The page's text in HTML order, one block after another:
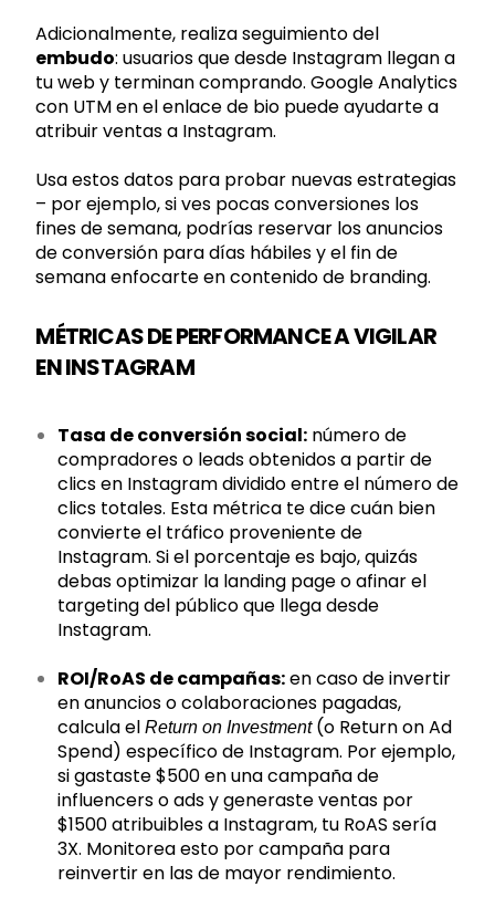
Adicionalmente, realiza seguimiento del
embudo: usuarios que desde Instagram llegan a
tu web y terminan comprando. Google Analytics
con UTM en el enlace de bio puede ayudarte a
atribuir ventas a Instagram.
Usa estos datos para probar nuevas estrategias
– por ejemplo, si ves pocas conversiones los
fines de semana, podrías reservar los anuncios
de conversión para días hábiles y el fin de
semana enfocarte en contenido de branding.
MÉTRICAS DE PERFORMANCE A VIGILAR
EN INSTAGRAM
Tasa de conversión social: número de
compradores o leads obtenidos a partir de
clics en Instagram dividido entre el número de
clics totales. Esta métrica te dice cuán bien
convierte el tráfico proveniente de
Instagram. Si el porcentaje es bajo, quizás
debas optimizar la landing page o afinar el
targeting del público que llega desde
Instagram.
ROI/RoAS de campañas:en caso de invertir
en anuncios o colaboraciones pagadas,
calcula elReturn on Investment(o Return on Ad
Spend) específico de Instagram. Por ejemplo,
si gastaste $500 en una campaña de
influencers o ads y generaste ventas por
$1500 atribuibles a Instagram, tu RoAS sería
3X. Monitorea esto por campaña para
reinvertir en las de mayor rendimiento.